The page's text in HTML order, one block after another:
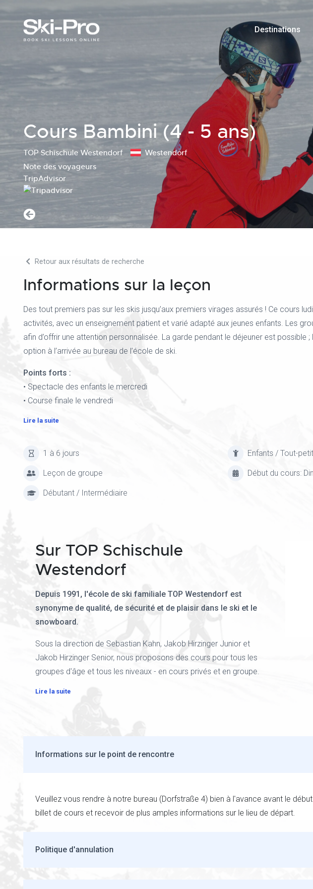
Destinations
Cours Bambini (4 - 5 ans)
TOP Schischule Westendorf
Westendorf
Note des voyageurs
TripAdvisor
Retour aux résultats de recherche
Informations sur la leçon
Des tout premiers pas sur les skis jusqu’aux premiers virages assurés ! Ce cours
activités, avec un enseignement patient et varié adapté aux jeunes enfants. Les
afin d’offrir une attention personnalisée. La garde pendant le déjeuner est possible
option à l’arrivée au bureau de l’école de ski.
Points forts :
• Spectacle des enfants le mercredi
• Course finale le vendredi
Lire la suite
1 à 6 jours Enfants / Tout-
Leçon de groupe Début du cours:
Débutant / Intermédiaire
Sur TOP Schischule
Westendorf
Depuis 1991, l'école de ski familiale TOP Westendorf est
synonyme de qualité, de sécurité et de plaisir dans le ski et le
snowboard.
Sous la direction de Sebastian Kahn, Jakob Hirzinger Junior et
Jakob Hirzinger Senior, nous proposons des cours pour tous les
groupes d'âge et tous les niveaux - en cours privés et en groupe.
Lire la suite
Informations sur le point de rencontre
Veuillez vous rendre à notre bureau (Dorfstraße 4) bien à l'avance avant le
billet de cours et recevoir de plus amples informations sur le lieu de départ.
Politique d'annulation